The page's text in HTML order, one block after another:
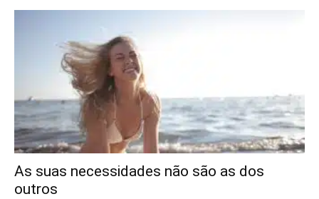
As suas necessidades não são as dos
outros